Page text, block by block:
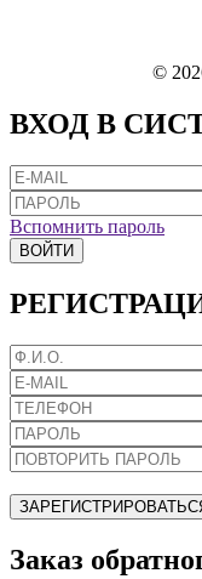
©
ВХОД В
Вспомнить пароль
ВОЙТИ
Заказ